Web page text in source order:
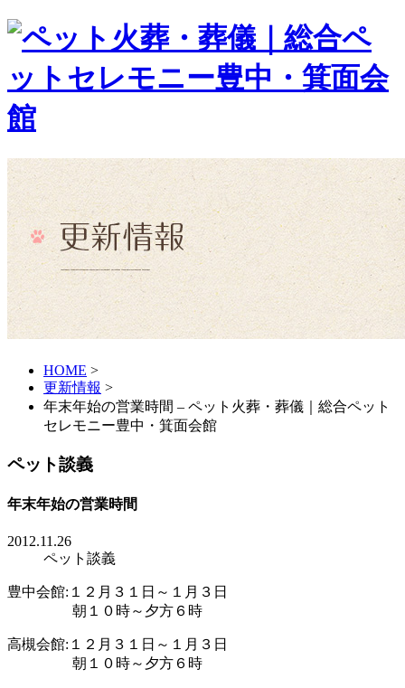
HOME >
更新情報 >
年末年始の営業時間 – ペット火葬・葬儀｜総合ペット
セレモニー豊中・箕面会館
ペット談義
年末年始の営業時間
2012.11.26
ペット談義
豊中会館:１２月３１日～１月３日
朝１０時～夕方６時
高槻会館:１２月３１日～１月３日
朝１０時～夕方６時